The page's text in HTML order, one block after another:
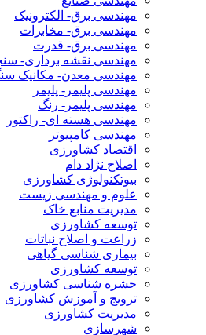
مهندسی برق- الکترونیک
مهندسی برق- مخابرات
مهندسی برق- قدرت
مهندسی نقشه برداری-
مهندسی معدن- مکانیک
مهندسی پلیمر- پلیمر
مهندسی پلیمر- رنگ
مهندسی هسته ای- راکتور
مهندسی کامپیوتر
اقتصاد کشاورزی
اصلاح نژاد دام
بیوتکنولوژی کشاورزی
علوم و مهندسی زیست
مدیریت منابع خاک
توسعه کشاورزی
زراعت و اصلاح نباتات
بیماری شناسی گیاهی
توسعه کشاورزی
حشره شناسی کشاورزی
ترویج و آموزش کشاورزی
مدیریت کشاورزی
شهرسازی